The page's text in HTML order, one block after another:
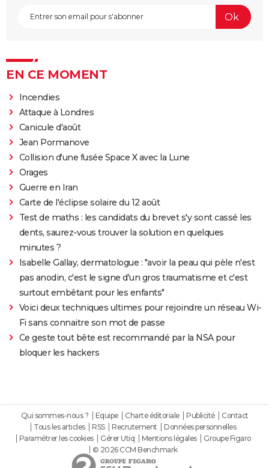
EN CE MOMENT
Incendies
Attaque à Londres
Canicule d'août
Jean Pormanove
Collision d'une fusée Space X avec la Lune
Orages
Guerre en Iran
Carte de l'éclipse solaire du 12 août
Test de maths : les candidats du brevet s'y sont cassé les
dents, saurez-vous trouver la solution en quelques
minutes ?
Isabelle Gallay, dermatologue : "avoir la peau qui pèle n'est
pas anodin, c'est le signe d'un gros traumatisme et c'est
surtout embêtant pour les enfants"
Voici deux techniques ultimes pour rejoindre un réseau Wi-
Fi sans connaitre son mot de passe
Ce geste tout bête est recommandé par la NSA pour
bloquer les hackers
Qui sommes-nous ? Equipe Charte éditoriale Publicité
Contact
Tous les articles
RSS Recrutement
Données personnelles
Paramétrer les cookies
Gérer Utiq Mentions légales
Groupe Figaro
© 2026 CCM Benchmark